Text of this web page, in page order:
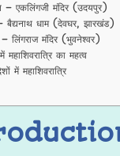
– एकलिंगजी मंदिर (उदयपुर)
बैद्यनाथ धाम (देवघर, झारखंड)
लिंगराज मंदिर (भुवनेश्वर)
का महत्व
में महाशिवरात्रि